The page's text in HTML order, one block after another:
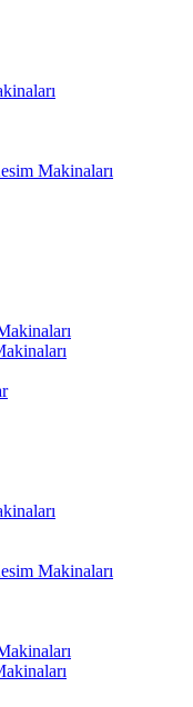
Makinaları
Makinaları